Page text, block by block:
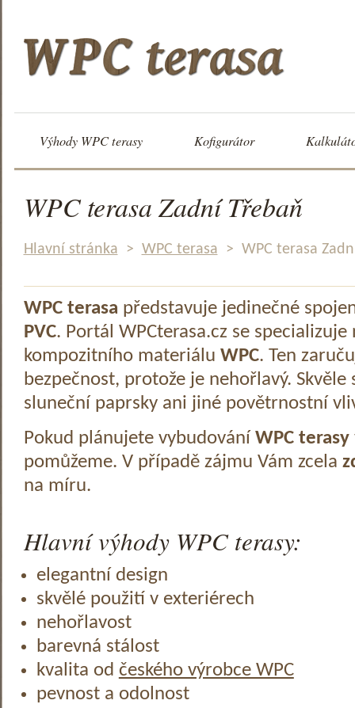
Výhody WPC terasy Kofigurátor
WPC terasa Zadní Třebaň
Hlavní stránka > WPC terasa > WPC terasa
WPC terasa představuje jedinečné
PVC. Portál WPCterasa.cz se specializuje
kompozitního materiálu WPC. Ten
bezpečnost, protože je nehořlavý.
sluneční paprsky ani jiné povětrnostní
Pokud plánujete vybudování WPC terasy
pomůžeme. V případě zájmu Vám zcela
na míru.
Hlavní výhody WPC terasy:
elegantní design
skvělé použití v exteriérech
nehořlavost
barevná stálost
kvalita od českého výrobce WPC
pevnost a odolnost